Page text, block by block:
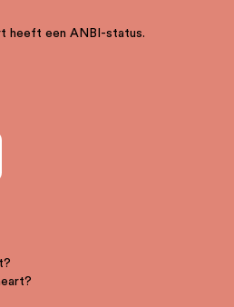
heeft een ANBI-status.